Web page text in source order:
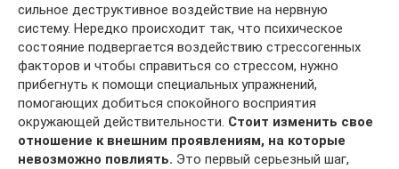
сильное деструктивное воздействие на нервную
систему. Нередко происходит так, что психическое
состояние подвергается воздействию стрессогенных
факторов и чтобы справиться со стрессом, нужно
прибегнуть к помощи специальных упражнений,
помогающих добиться спокойного восприятия
окружающей действительности. Стоит изменить свое
отношение к внешним проявлениям, на которые
невозможно повлиять. Это первый серьезный шаг,